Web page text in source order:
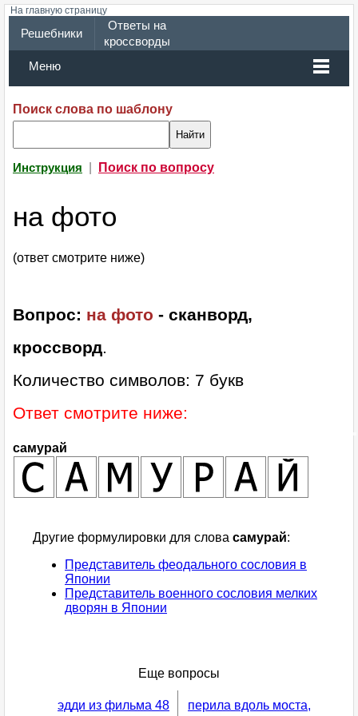
На главную страницу
Решебники
Ответы на
кроссворды
Меню
Поиск слова по шаблону
Инструкция Поиск по вопросу
на фото
(ответ смотрите ниже)
Вопрос: на фото - сканворд,
кроссворд.
Количество символов: 7 букв
Ответ смотрите ниже:
самурай
Другие формулировки для слова самурай:
Представитель феодального сословия в
Японии
Представитель военного сословия мелких
дворян в Японии
Еще вопросы
эдди из фильма 48
перила вдоль моста,